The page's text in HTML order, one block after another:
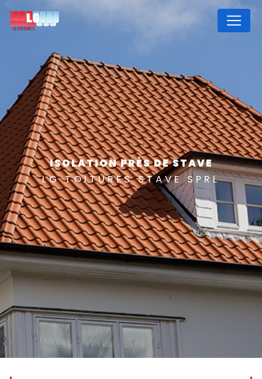
ISOLATION PRÈS DE STAVE
LG TOITURES STAVE SPRL
Panneau de gestion des cookies